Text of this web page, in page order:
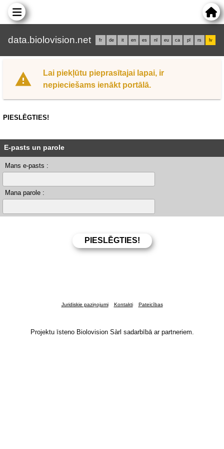
data.biolovision.net fr de it en es nl eu ca pl rs lv
Lai piekļūtu pieprasītajai lapai, ir
nepieciešams ienākt portālā.
PIESLĒGTIES!
E-pasts un parole
Mans e-pasts :
Mana parole :
Juridiskie paziņojumi Kontakti Pateicības
Projektu īsteno Biolovision Sàrl sadarbībā ar partneriem.